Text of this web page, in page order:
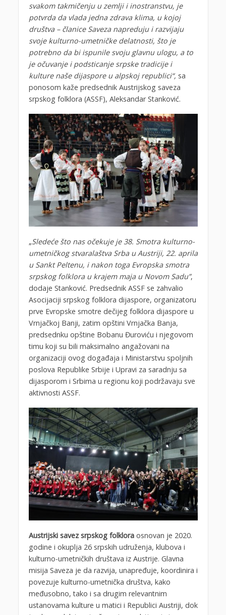
svakom takmičenju u zemlji i inostranstvu, je
potvrda da vlada jedna zdrava klima, u kojoj
društva – članice Saveza napreduju i razvijaju
svoje kulturno-umetničke delatnosti, što je
potrebno da bi ispunile svoju glavnu ulogu, a to
je očuvanje i podsticanje srpske tradicije i
kulture naše dijaspore u alpskoj republici“, sa
ponosom kaže predsednik Austrijskog saveza
srpskog folklora (ASSF), Aleksandar Stanković.
„Sledeće što nas očekuje je 38. Smotra kulturno-
umetničkog stvaralaštva Srba u Austriji, 22. aprila
u Sankt Peltenu, i nakon toga Evropska smotra
srpskog folklora u krajem maja u Novom Sadu”,
dodaje Stanković. Predsednik ASSF se zahvalio
Asocijaciji srpskog folklora dijaspore, organizatoru
prve Evropske smotre dečijeg folklora dijaspore u
Vrnjačkoj Banji, zatim opštini Vrnjačka Banja,
predsednku opštine Bobanu Đuroviću i njegovom
timu koji su bili maksimalno angažovani na
organizaciji ovog događaja i Ministarstvu spoljnih
poslova Republike Srbije i Upravi za saradnju sa
dijasporom i Srbima u regionu koji podržavaju sve
aktivnosti ASSF.
Austrijski savez srpskog folklora osnovan je 2020.
godine i okuplja 26 srpskih udruženja, klubova i
kulturno-umetničkih društava iz Austrije. Glavna
misija Saveza je da razvija, unapređuje, koordinira i
povezuje kulturno-umetnička društva, kako
međusobno, tako i sa drugim relevantnim
ustanovama kulture u matici i Republici Austriji, dok